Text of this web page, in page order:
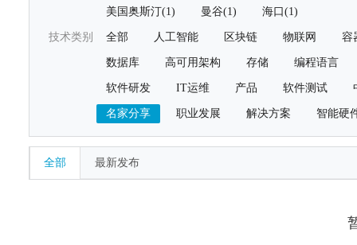
美国奥斯汀(1) 曼谷(1) 海口(1)
技术类别 全部 人工智能 区块链 物联网 容
数据库 高可用架构 存储 编程语言
软件研发 IT运维 产品 软件测试
名家分享 职业发展 解决方案 智能硬
全部 最新发布